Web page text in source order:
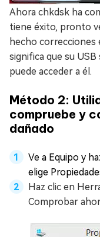
Ahora chkdsk ha
tiene éxito, pronto
hecho correcciones
significa que su
puede acceder a él.
Método 2:
compruebe y
dañado
Ve a Equipo y
elige
Haz clic en
Comprobar